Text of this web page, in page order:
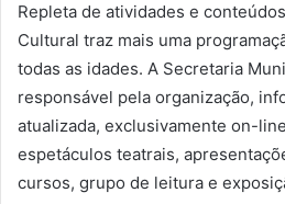
Repleta de atividades e
Cultural traz mais uma
todas as idades. A Secretaria
responsável pela organização,
atualizada, exclusivamente on-
espetáculos teatrais,
cursos, grupo de leitura e